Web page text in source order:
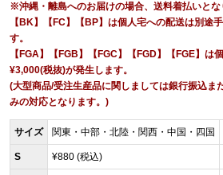
※沖縄・離島へのお届けの場合、送料着払いとな
【BK】【FC】【BP】は個人宅への配送は別途
す。
【FGA】【FGB】【FGC】【FGD】【FGE】は
¥3,000(税抜)が発生します。
(大型商品/受注生産品に関しましては銀行振込ま
みの対応となります。)
サイズ 関東・中部・北陸・関西・中国・四国
S ¥880 (税込)